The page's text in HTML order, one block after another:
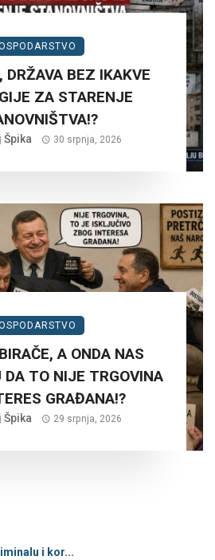
DRŽAVA BEZ IKAKVE
ZA STARENJE
Špika 30 srpnja, 2026
A ONDA NAS
DA TO NIJE TRGOVINA
GRAĐANA!?
Špika 29 srpnja, 2026
i kor...